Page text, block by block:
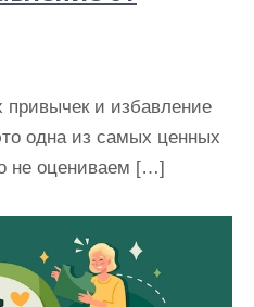
и избавление
одна из самых ценных
не оцениваем […]